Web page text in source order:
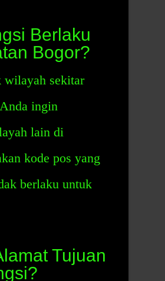
Berlaku
Bogor?
wilayah sekitar
ingin
lain di
kode pos yang
berlaku untuk
Tujuan